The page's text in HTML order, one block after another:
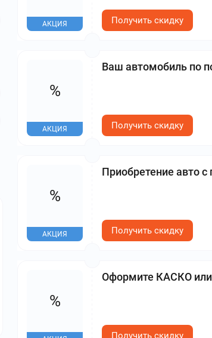
АКЦИЯ Получить скидку
Ваш автомобиль по
%
АКЦИЯ Получить скидку
Приобретение авто
%
АКЦИЯ Получить скидку
Оформите КАСКО или
%
Получить скидку